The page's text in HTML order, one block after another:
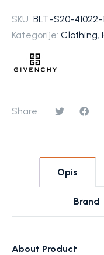
SKU: BLT-S20-41022-
Kategorije:Clothing,
Share:
Opis
Brand
About Product